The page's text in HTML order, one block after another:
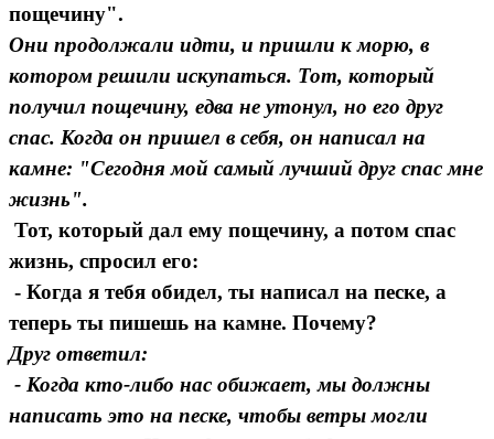
пощечину".
Они продолжали идти, и пришли к морю, в
котором решили искупаться. Тот, который
получил пощечину, едва не утонул, но его друг
спас. Когда он пришел в себя, он написал на
камне: "Сегодня мой самый лучший друг спас мне
жизнь".
Тот, который дал ему пощечину, а потом спас
жизнь, спросил его:
- Когда я тебя обидел, ты написал на песке, а
теперь ты пишешь на камне. Почему?
Друг ответил:
- Когда кто-либо нас обижает, мы должны
написать это на песке, чтобы ветры могли